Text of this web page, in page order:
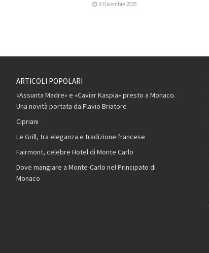
8 Dicembre 2025
ARTICOLI POPOLARI
«Assunta Madre» e «Caviar Kaspia» presto a Monaco.
Una novità portata da Flavio Briatore
Cipriani
Le Grill, tra eleganza e tradizione francese
Fairmont, celebre Hotel di Monte Carlo
Dove mangiare a Monte-Carlo nel Principato di
Monaco